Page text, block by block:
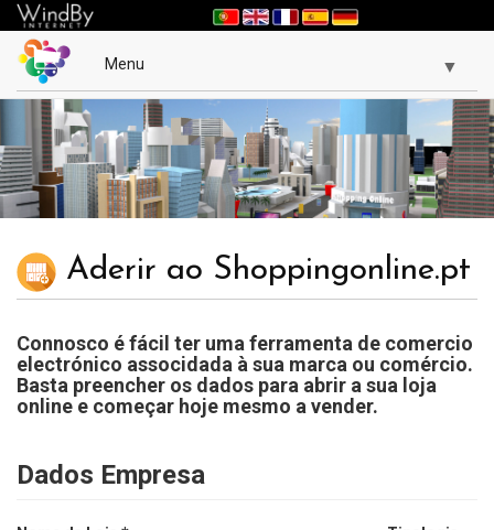
Menu ▼
▼
Aderir ao Shoppingonline.pt
Connosco é fácil ter uma ferramenta de comercio
electrónico associdada à sua marca ou comércio.
Basta preencher os dados para abrir a sua loja
online e começar hoje mesmo a vender.
Dados Empresa